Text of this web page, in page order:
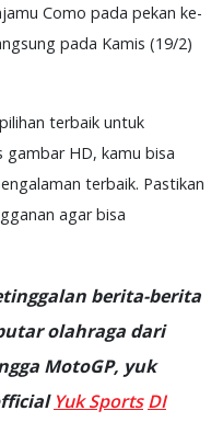
Como pada pekan ke-
pada Kamis (19/2)
terbaik untuk
gambar HD, kamu bisa
terbaik. Pastikan
agar bisa
berita-berita
olahraga dari
MotoGP, yuk
Yuk Sports DI